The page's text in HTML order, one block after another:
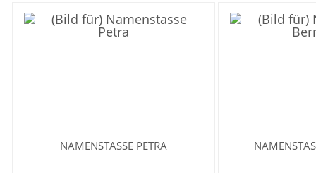
NAMENSTASSE PETRA